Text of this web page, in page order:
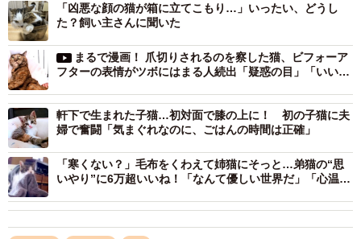
さんは「『恐怖のおつかい』としてゴキブリを運んで来る
ことがあり迷惑をしています」とも話しており、猫ちゃん
の狩猟本能としてはいたしかたないこととはいえ、できれ
ばそちらの『おつかい』は気持ちだけにしてほしいもので
すね。
「凶悪な顔の猫が箱に立てこもり…」いったい、どうし
た？飼い主さんに聞いた
まるで漫画！ 爪切りされるのを察した猫、ビフォーア
フターの表情がツボにはまる人続出「疑惑の目」「いい表
軒下で生まれた子猫…初対面で膝の上に！ 初の子猫に夫
婦で奮闘「気まぐれなのに、ごはんの時間は正確」
「寒くない？」毛布をくわえて姉猫にそっと…弟猫の“思
いやり”に6万超いいね！「なんて優しい世界だ」「心温ま